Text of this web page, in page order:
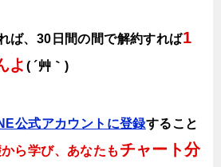
ば、30日間の間で解約すれば1
よ ( ´艸｀)
公式アカウントに登録すること
ら学び、あなたも チャート分